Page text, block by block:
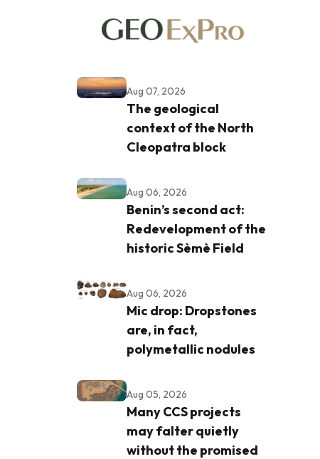
Aug 07, 2026
The geological
context of the North
Cleopatra block
Aug 06, 2026
Benin’s second act:
Redevelopment of the
historic Sèmè Field
Aug 06, 2026
Mic drop: Dropstones
are, in fact,
polymetallic nodules
Aug 05, 2026
Many CCS projects
may falter quietly
without the promised